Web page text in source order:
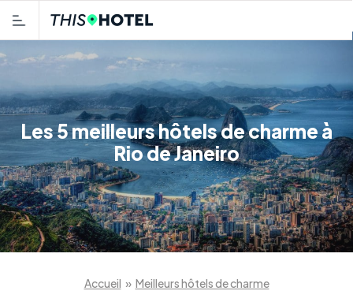
Les 5 meilleurs hôtels de charme à
Rio de Janeiro
Accueil » Meilleurs hôtels de charme